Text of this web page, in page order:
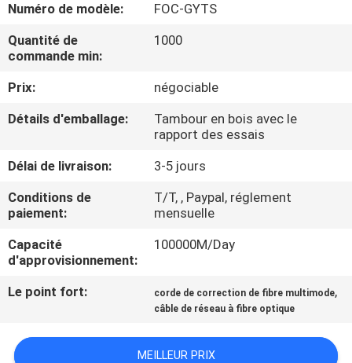
D'USINE
DE
QUALITÉ
CONTACTEZ-
NOUS
DEMANDEZ
CITATION
Numéro de modèle:
FOC-GYTS
Quantité de
commande min:
1000
Prix:
négociable
Détails d'emballage:
Tambour en bois avec le
rapport des essais
Délai de livraison:
3-5 jours
Conditions de
paiement:
T/T, , Paypal, réglement
mensuelle
Capacité
d'approvisionnement:
100000M/Day
Le point fort: corde de correction de fibre multimode,
câble de réseau à fibre optique
MEILLEUR PRIX